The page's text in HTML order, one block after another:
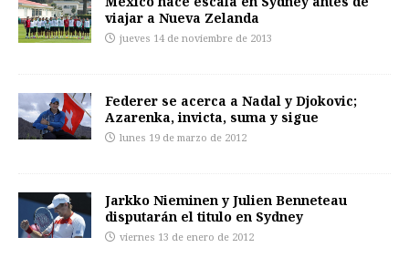
viajar a Nueva Zelanda
jueves 14 de noviembre de 2013
Federer se acerca a Nadal y Djokovic;
Azarenka, invicta, suma y sigue
lunes 19 de marzo de 2012
Jarkko Nieminen y Julien Benneteau
disputarán el titulo en Sydney
viernes 13 de enero de 2012